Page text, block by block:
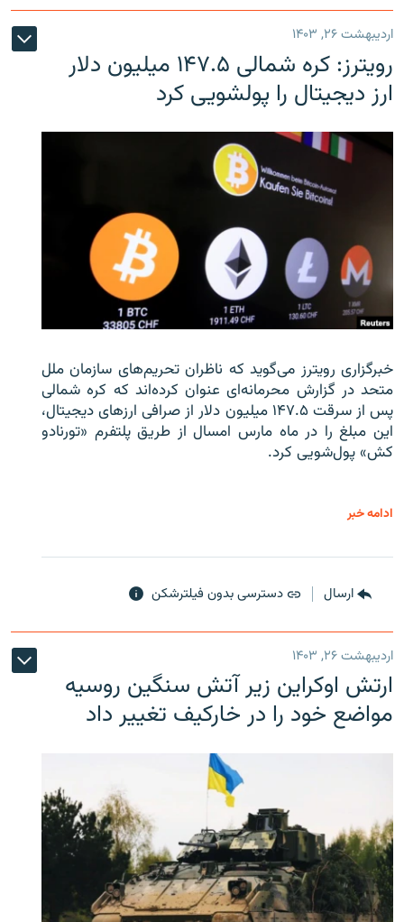
اردیبهشت ۲۶, ۱۴۰۳
رویترز: کره شمالی ۱۴۷.۵ میلیون دلار
ارز دیجیتال را پولشویی کرد
خبرگزاری رویترز می‌گوید که ناظران تحریم‌های سازمان ملل
متحد در گزارش محرمانه‌ای عنوان کرده‌اند که کره شمالی
پس از سرقت ۱۴۷.۵ میلیون دلار از صرافی ارزهای دیجیتال،
این مبلغ را در ماه مارس امسال از طریق پلتفرم «تورنادو
کش» پول‌شویی کرد.
ادامه خبر
ارسال دسترسی بدون فیلترشکن
اردیبهشت ۲۶, ۱۴۰۳
ارتش اوکراین زیر آتش سنگین روسیه
مواضع خود را در خارکیف تغییر داد